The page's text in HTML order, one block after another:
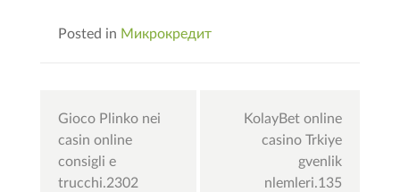
Posted in Микрокредит
navigation
Gioco Plinko nei
casin online
consigli e
trucchi.2302
KolayBet online
casino Trkiye
gvenlik
nlemleri.135